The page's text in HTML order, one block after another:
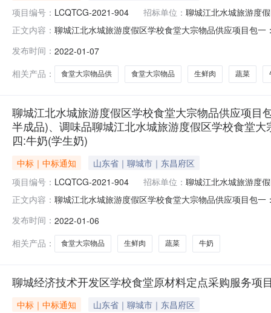
项目编号： LCQTCG-2021-904 招标单位： 聊城江北水城旅游度
正文内容： 聊城江北水城旅游度假区学校食堂大宗物品供应项目包
0714:08聊城江北水城旅游度假区学校食堂大宗物品供应
0635-7100651招标代理机构：山
发布时间： 2022-01-07
相关产品：
食堂大宗物品供 食堂大宗物品 生鲜肉 蔬菜
聊城江北水城旅游度假区学校食堂大宗物品供应项
半成品)、调味品聊城江北水城旅游度假区学校食堂
四:牛奶(学生奶)
中标｜中标通知
山东省｜聊城市｜东昌府区
项目编号： LCQTCG-2021-904 招标单位： 聊城江北水城旅游度
正文内容： 聊城江北水城旅游度假区学校食堂大宗物品供应项目包
宗物品供应项目中标公告一、招标人:聊城江北水城旅游
有限公司地址：山东省聊城市高新区九
发布时间： 2022-01-06
相关产品：
食堂大宗物品 生鲜肉 蔬菜 牛奶
聊城经济技术开发区学校食堂原材料定点采购服务项
中标｜中标通知
山东省｜聊城市｜东昌府区